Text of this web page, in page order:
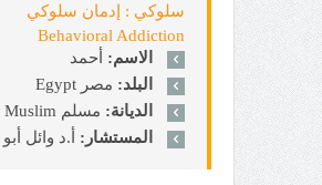
سلوكي : إدمان سلوكي
Behavioral Addiction
الاسم: أحمد
البلد: مصر Egypt
الديانة: مسلم Muslim
المستشار: أ.د وائل